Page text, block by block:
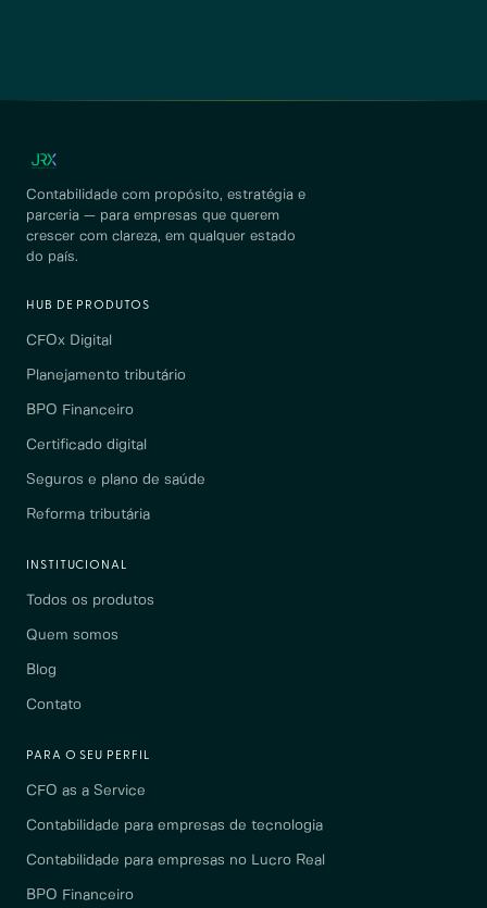
Contabilidade com propósito, estratégia e
parceria — para empresas que querem
crescer com clareza, em qualquer estado
do país.
HUB DE PRODUTOS
CFOx Digital
Planejamento tributário
BPO Financeiro
Certificado digital
Seguros e plano de saúde
Reforma tributária
INSTITUCIONAL
Todos os produtos
Quem somos
Blog
Contato
PARA O SEU PERFIL
CFO as a Service
Contabilidade para empresas de tecnologia
Contabilidade para empresas no Lucro Real
BPO Financeiro